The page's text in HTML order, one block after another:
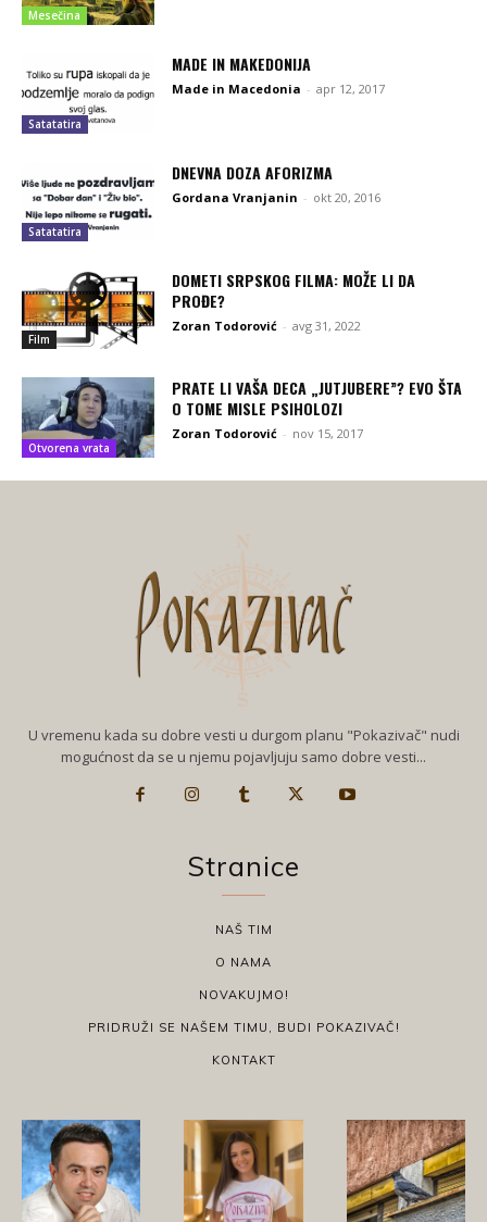
Mesečina
Satatatira
MADE IN MAKEDONIJA
Made in Macedonia - apr 12, 2017
Satatatira
DNEVNA DOZA AFORIZMA
Gordana Vranjanin - okt 20, 2016
Film
DOMETI SRPSKOG FILMA: MOŽE LI DA
PROĐE?
Zoran Todorović - avg 31, 2022
Otvorena vrata
PRATE LI VAŠA DECA „JUTJUBERE”? EVO ŠTA
O TOME MISLE PSIHOLOZI
Zoran Todorović - nov 15, 2017
U vremenu kada su dobre vesti u durgom planu "Pokazivač" nudi
mogućnost da se u njemu pojavljuju samo dobre vesti...
Stranice
NAŠ TIM
O NAMA
NOVAKUJMO!
PRIDRUŽI SE NAŠEM TIMU, BUDI POKAZIVAČ!
KONTAKT